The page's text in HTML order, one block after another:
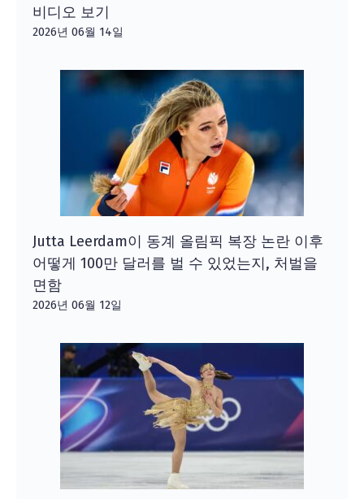
비디오 보기
2026년 06월 14일
Jutta Leerdam이 동계 올림픽 복장 논란 이후
어떻게 100만 달러를 벌 수 있었는지, 처벌을
면함
2026년 06월 12일